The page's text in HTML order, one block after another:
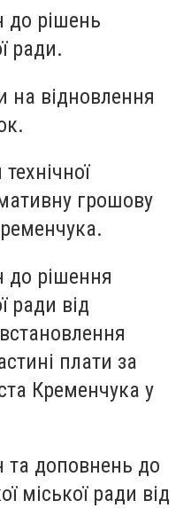
до рішень
ради.
на відновлення
грошову
до рішення
ради від
плати за
Кременчука у
та доповнень до
міської ради від